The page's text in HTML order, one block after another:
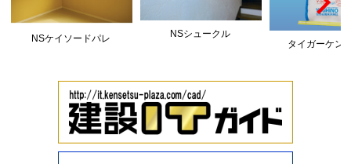
NSケイソードパレ
NSシュークル
タイガーケン